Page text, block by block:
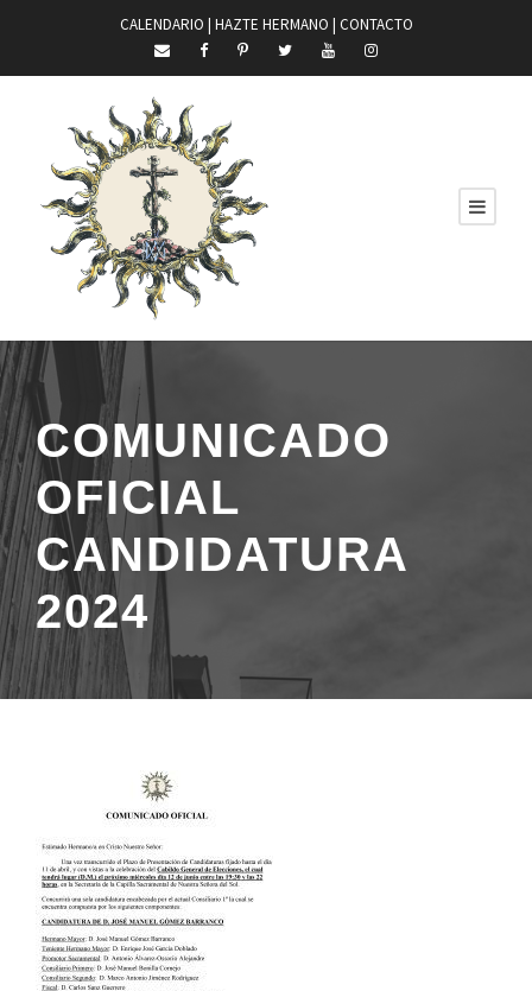
CALENDARIO | HAZTE HERMANO | CONTACTO
COMUNICADO
OFICIAL
CANDIDATURA
2024